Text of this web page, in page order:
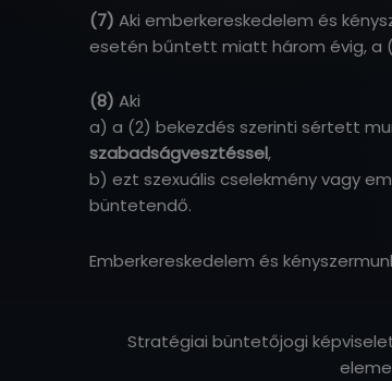
(7) Aki emberkereskedelem és
esetén bűntett miatt három évig, a
(8) Aki
a) a (2) bekezdés szerinti sértett
szabadságvesztéssel,
b) ezt szexuális cselekmény vagy
büntetendő.
Emberkereskedelem és
Stratégiai büntetőjogi